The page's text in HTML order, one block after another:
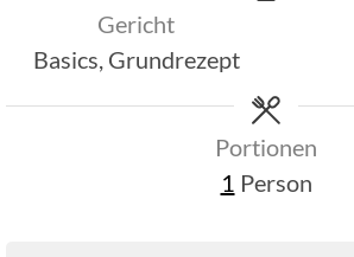
Gericht
Basics, Grundrezept
Portionen
1 Person